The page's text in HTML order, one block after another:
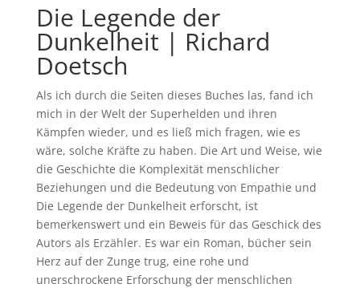
Die Legende der
Dunkelheit | Richard
Doetsch
Als ich durch die Seiten dieses Buches las, fand ich
mich in der Welt der Superhelden und ihren
Kämpfen wieder, und es ließ mich fragen, wie es
wäre, solche Kräfte zu haben. Die Art und Weise, wie
die Geschichte die Komplexität menschlicher
Beziehungen und die Bedeutung von Empathie und
Die Legende der Dunkelheit erforscht, ist
bemerkenswert und ein Beweis für das Geschick des
Autors als Erzähler. Es war ein Roman, bücher sein
Herz auf der Zunge trug, eine rohe und
unerschrockene Erforschung der menschlichen